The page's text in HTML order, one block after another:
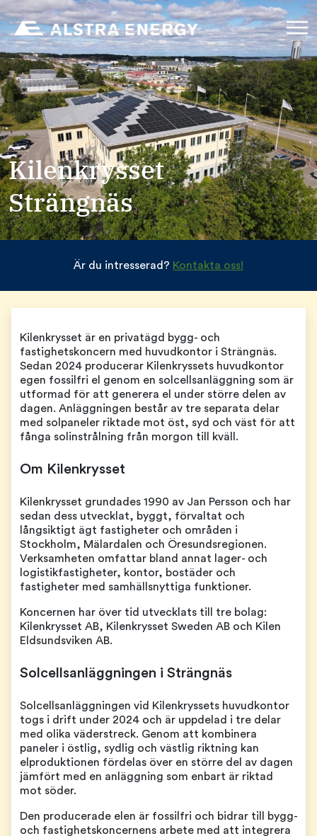
Kilenkrysset
Strängnäs
Är du intresserad? Kontakta oss!
Kilenkrysset är en privatägd bygg- och
fastighetskoncern med huvudkontor i Strängnäs.
Sedan 2024 producerar Kilenkryssets huvudkontor
egen fossilfri el genom en solcellsanläggning som är
utformad för att generera el under större delen av
dagen. Anläggningen består av tre separata delar
med solpaneler riktade mot öst, syd och väst för att
fånga solinstrålning från morgon till kväll.
Om Kilenkrysset
Kilenkrysset grundades 1990 av Jan Persson och har
sedan dess utvecklat, byggt, förvaltat och
långsiktigt ägt fastigheter och områden i
Stockholm, Mälardalen och Öresundsregionen.
Verksamheten omfattar bland annat lager- och
logistikfastigheter, kontor, bostäder och
fastigheter med samhällsnyttiga funktioner.
Koncernen har över tid utvecklats till tre bolag:
Kilenkrysset AB, Kilenkrysset Sweden AB och Kilen
Eldsundsviken AB.
Solcellsanläggningen i Strängnäs
Solcellsanläggningen vid Kilenkryssets huvudkontor
togs i drift under 2024 och är uppdelad i tre delar
med olika väderstreck. Genom att kombinera
paneler i östlig, sydlig och västlig riktning kan
elproduktionen fördelas över en större del av dagen
jämfört med en anläggning som enbart är riktad
mot söder.
Den producerade elen är fossilfri och bidrar till bygg-
och fastighetskoncernens arbete med att integrera